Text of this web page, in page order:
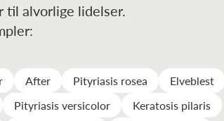
til alvorlige lidelser.
After Pityriasis rosea
Elveblest
Pityriasis versicolor
Keratosis pilaris